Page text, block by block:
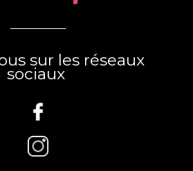
sur les réseaux
sociaux